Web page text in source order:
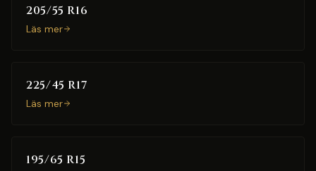
205/55 R16
Läs mer
225/45 R17
Läs mer
195/65 R15